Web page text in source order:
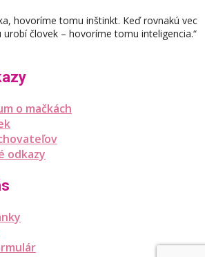
hovoríme tomu inštinkt. Keď rovnakú vec
človek – hovoríme tomu inteligencia.“
o mačkách
odkazy